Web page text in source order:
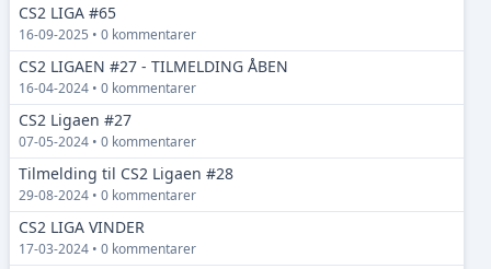
CS2 LIGA #65
16-09-2025 • 0 kommentarer
CS2 LIGAEN #27 - TILMELDING ÅBEN
16-04-2024 • 0 kommentarer
CS2 Ligaen #27
07-05-2024 • 0 kommentarer
Tilmelding til CS2 Ligaen #28
29-08-2024 • 0 kommentarer
CS2 LIGA VINDER
17-03-2024 • 0 kommentarer